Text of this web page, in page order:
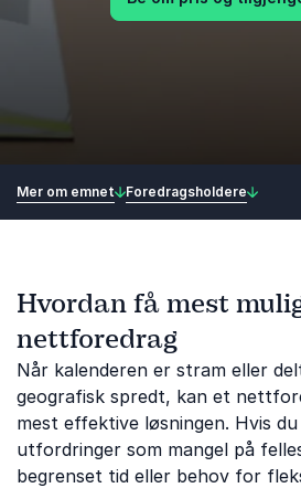
Mer om emnet Foredragsholdere
Hvordan få mest
nettforedrag
Når kalenderen er stram eller
geografisk spredt, kan et
mest effektive løsningen. Hvis
utfordringer som mangel på
begrenset tid eller behov for